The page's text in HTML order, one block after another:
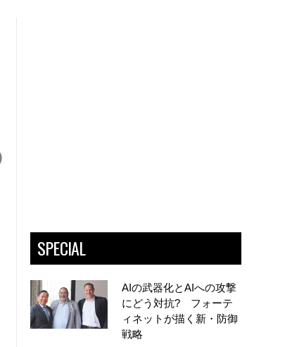
SPECIAL
AIの武器化とAIへの攻撃
にどう対抗? フォーテ
ィネットが描く新・防御
戦略